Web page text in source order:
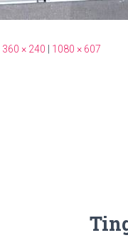
360 × 240 1080 × 607